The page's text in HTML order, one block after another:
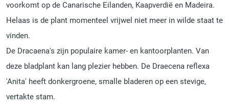
voorkomt op de Canarische Eilanden, Kaapverdië en Madeira.
Helaas is de plant momenteel vrijwel niet meer in wilde staat te
vinden.
De Dracaena's zijn populaire kamer- en kantoorplanten. Van
deze bladplant kan lang plezier hebben. De Draecena reflexa
'Anita' heeft donkergroene, smalle bladeren op een stevige,
vertakte stam.